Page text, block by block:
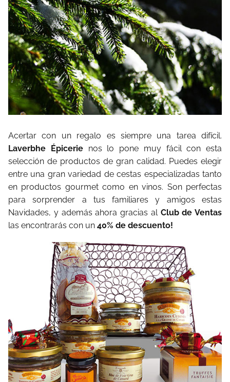
Acertar con un regalo es siempre una tarea difícil.
Laverbhe Épicerienos lo pone muy fácil con esta
selección de productos de gran calidad. Puedes elegir
entre una gran variedad de cestas especializadas tanto
en productos gourmet como en vinos. Son perfectas
para sorprender a tus familiares y amigos estas
Navidades, y además ahora gracias al Club de Ventas
las encontrarás con un 40% de descuento!